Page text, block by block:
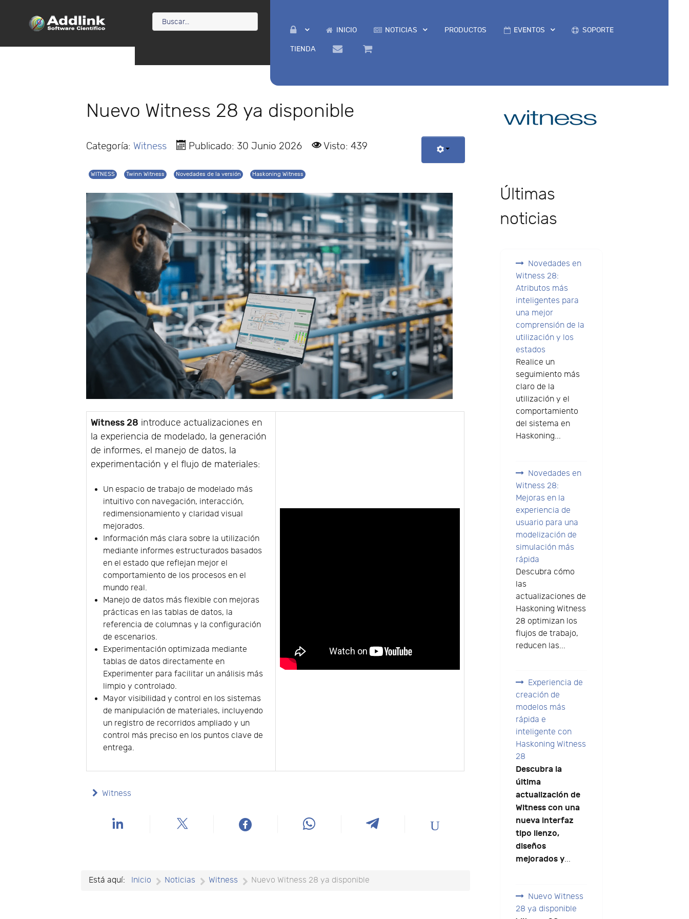
INICIO NOTICIAS PRODUCTOS EVENTOS SOPORTE
TIENDA
Nuevo Witness 28 ya disponible
Categoría: Witness Publicado: 30 Junio 2026 Visto: 439
WITNESS Twinn Witness Novedades de la versión Haskoning Witness
Witness 28 introduce actualizaciones en
la experiencia de modelado, la generación
de informes, el manejo de datos, la
experimentación y el flujo de materiales:
Un espacio de trabajo de modelado más
intuitivo con navegación, interacción,
redimensionamiento y claridad visual
mejorados.
Información más clara sobre la utilización
mediante informes estructurados basados
en el estado que reflejan mejor el
comportamiento de los procesos en el
mundo real.
Manejo de datos más flexible con mejoras
prácticas en las tablas de datos, la
referencia de columnas y la configuración
de escenarios.
Experimentación optimizada mediante
tablas de datos directamente en
Experimenter para facilitar un análisis más
limpio y controlado.
Mayor visibilidad y control en los sistemas
de manipulación de materiales, incluyendo
un registro de recorridos ampliado y un
control más preciso en los puntos clave de
entrega.
Witness
Está aquí: Inicio Noticias Witness Nuevo Witness 28 ya disponible
Últimas
noticias
Novedades en
Witness 28:
Atributos más
inteligentes para
una mejor
comprensión de la
utilización y los
estados
Realice un
seguimiento más
claro de la
utilización y el
comportamiento
del sistema en
Haskoning...
Novedades en
Witness 28:
Mejoras en la
experiencia de
usuario para una
modelización de
simulación más
rápida
Descubra cómo
las
actualizaciones de
Haskoning Witness
28 optimizan los
flujos de trabajo,
reducen las...
Experiencia de
creación de
modelos más
rápida e
inteligente con
Haskoning Witness
28
Descubra la
última
actualización de
Witness con una
nueva interfaz
tipo lienzo,
diseños
mejorados y...
Nuevo Witness
28 ya disponible